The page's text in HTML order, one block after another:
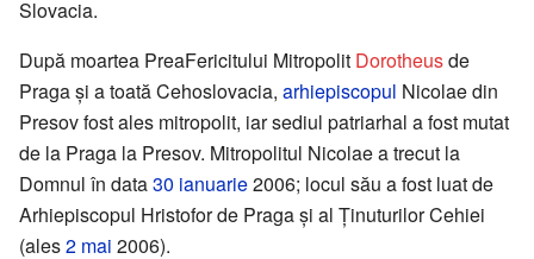
Slovacia.
După moartea PreaFericitului Mitropolit Dorotheusde
Praga și a toată Cehoslovacia, arhiepiscopul Nicolae din
Presov fost ales mitropolit, iar sediul patriarhal a fost mutat
de la Praga la Presov. Mitropolitul Nicolae a trecut la
Domnul în data30 ianuarie2006; locul său a fost luat de
Arhiepiscopul Hristofor de Praga și al Ținuturilor Cehiei
(ales2 mai 2006).